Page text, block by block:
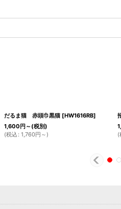
だるま猫 赤頭巾黒猫 [HW1616RB]
1,600 円 ～ (税別)
(税込 : 1,760円 ～ )
(